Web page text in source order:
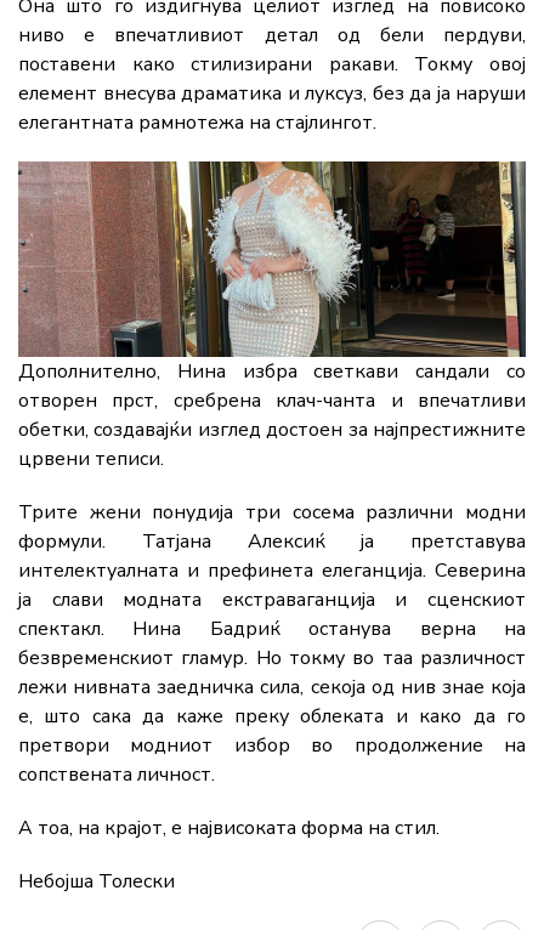
Она што го издигнува целиот изглед на повисоко
ниво е впечатливиот детал од бели пердуви,
поставени како стилизирани ракави. Токму овој
елемент внесува драматика и луксуз, без да ја наруши
елегантната рамнотежа на стајлингот.
Дополнително, Нина избра светкави сандали со
отворен прст, сребрена клач-чанта и впечатливи
обетки, создавајќи изглед достоен за најпрестижните
црвени теписи.
Трите жени понудија три сосема различни модни
формули. Татјана Алексиќ ја претставува
интелектуалната и префинета елеганција. Северина
ја слави модната екстраваганција и сценскиот
спектакл. Нина Бадриќ останува верна на
безвременскиот гламур. Но токму во таа различност
лежи нивната заедничка сила, секоја од нив знае која
е, што сака да каже преку облеката и како да го
претвори модниот избор во продолжение на
сопствената личност.
А тоа, на крајот, е највисоката форма на стил.
Небојша Толески